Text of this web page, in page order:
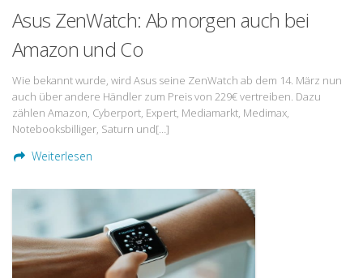
Asus ZenWatch: Ab morgen auch bei
Amazon und Co
Wie bekannt wurde, wird Asus seine ZenWatch ab dem 14. März nun
auch über andere Händler zum Preis von 229€ vertreiben. Dazu
zählen Amazon, Cyberport, Expert, Mediamarkt, Medimax,
Notebooksbilliger, Saturn und[…]
Weiterlesen